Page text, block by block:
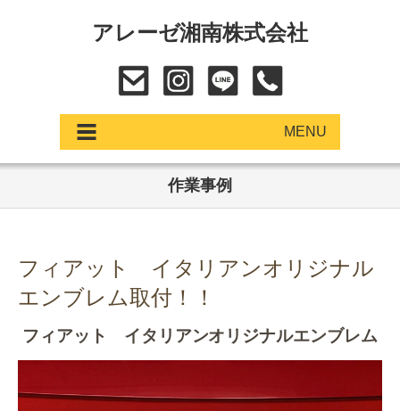
アレーゼ湘南株式会社
MENU
中古車
サービス
作業事例
フィアット イタリアンオリジナル
エンブレム取付！！
フィアット イタリアンオリジナルエンブレム